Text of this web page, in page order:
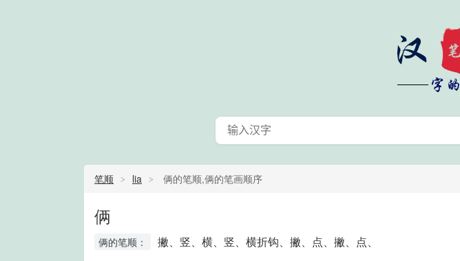
笔顺 lia 俩的笔顺,俩的笔画顺序
俩
俩的笔顺： 撇、竖、横、竖、横折钩、撇、点、撇、点、